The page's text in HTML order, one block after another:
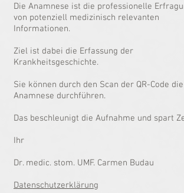
Die Anamnese ist die professionelle
von potenziell medizinisch relevanten
Informationen.
Ziel ist dabei die Erfassung der
Krankheitsgeschichte.
Sie können durch den Scan der QR-Code die
Anamnese durchführen.
Das beschleunigt die Aufnahme und spart
Ihr
Dr. medic. stom. UMF. Carmen Budau
Datenschutzerklärung